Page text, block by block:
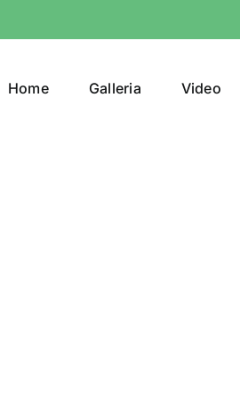
Home Galleria Video